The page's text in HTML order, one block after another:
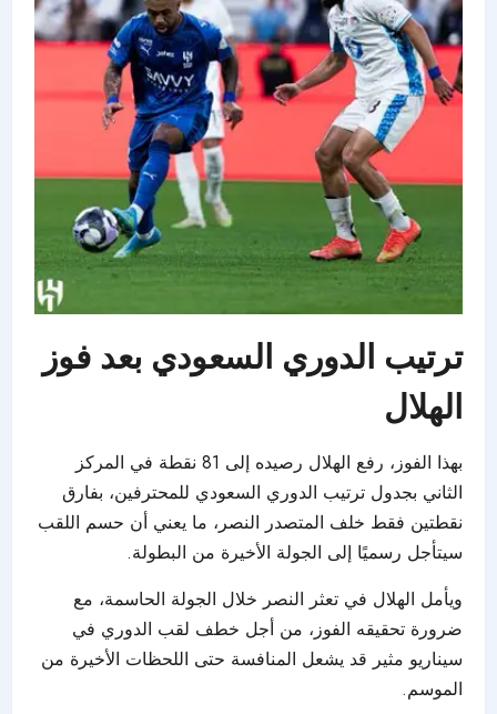
ترتيب الدوري السعودي بعد فوز
الهلال
بهذا الفوز، رفع الهلال رصيده إلى 81 نقطة في المركز
الثاني بجدول ترتيب الدوري السعودي للمحترفين، بفارق
نقطتين فقط خلف المتصدر النصر، ما يعني أن حسم اللقب
سيتأجل رسميًا إلى الجولة الأخيرة من البطولة.
ويأمل الهلال في تعثر النصر خلال الجولة الحاسمة، مع
ضرورة تحقيقه الفوز، من أجل خطف لقب الدوري في
سيناريو مثير قد يشعل المنافسة حتى اللحظات الأخيرة من
الموسم.